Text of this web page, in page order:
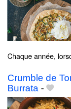
Chaque année,
Crumble de
Burrata -